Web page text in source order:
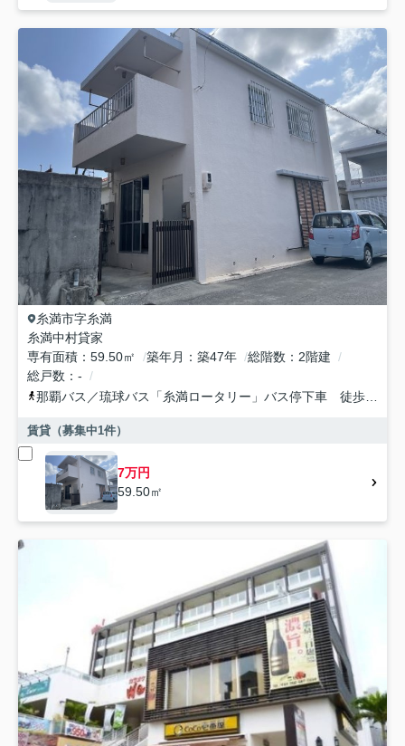
糸満市字糸満
糸満中村貸家
専有面積
59.50㎡ 築年月 築47年 総階数
2階建
総戸数
-
那覇バス／琉球バス「糸満ロータリー」バス停下車 徒歩1分
賃貸（募集中1件）
7万円
59.50㎡